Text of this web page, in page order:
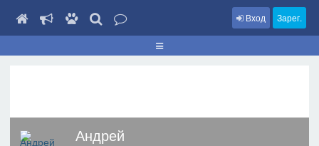
Вход Зарег.
Андрей